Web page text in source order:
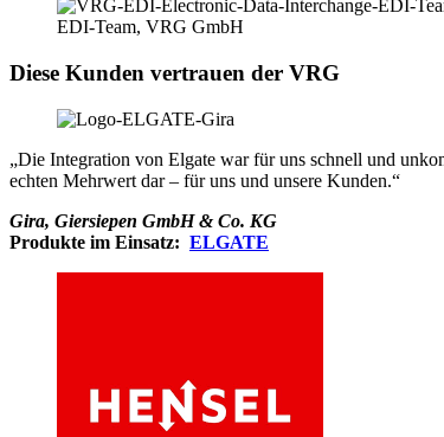
EDI-Team, VRG GmbH
Diese Kunden vertrauen der VRG
„Die Integration von Elgate war für uns schnell und
echten Mehrwert dar – für uns und unsere Kunden.“
Gira, Giersiepen GmbH & Co. KG
Produkte im Einsatz: ELGATE